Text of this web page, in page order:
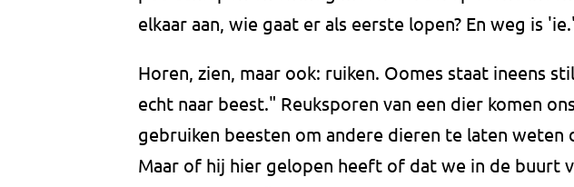
elkaar aan, wie gaat er als eerste lopen? En weg is
Horen, zien, maar ook: ruiken. Oomes staat ineens
echt naar beest." Reuksporen van een dier komen
gebruiken beesten om andere dieren te laten weten
Maar of hij hier gelopen heeft of dat we in de buurt